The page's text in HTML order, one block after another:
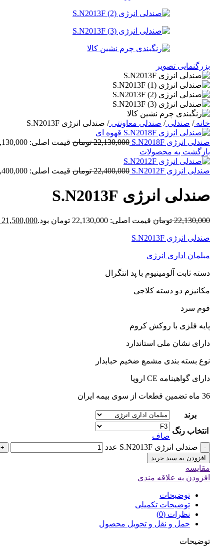
بزرگنمایی تصویر
خانه/ صندلی/ صندلی معاونتی/ صندلی انرژی S.N2013F
صندلی انرژی S.N2018F 22,130,000 تومان قیمت اصلی: 22,130,000 تومان بود.
بازگشت به محصولات
صندلی انرژی S.N2012F 22,400,000 تومان قیمت اصلی: 22,400,000 تومان بود.
صندلی انرژی S.N2013F
22,130,000 تومان قیمت اصلی: 22,130,000 تومان بود. 21,500,000
صندلی انرژی S.N2013F
مبلمان اداری انرژی
دسته ثابت آلومینیوم با پد انتگرال
مکانیزم دو دسته کلاجی
فوم سرد
پایه فلزی با روکش کروم
دارای نشان ملی استاندارد
نوع بسته بندی مشمع ضخیم حبابدار
دارای گواهینامه CE اروپا
36 ماه تضمین قطعات از سوی بیمه ایران
برند
انتخاب رنگ
صاف
- صندلی انرژی S.N2013F عدد
+
افزودن به سبد خرید
مقایسه
افزودن به علاقه مندی
توضیحات
توضیحات تکمیلی
نظرات (0)
حمل و نقل و تحویل محصول
توضیحات